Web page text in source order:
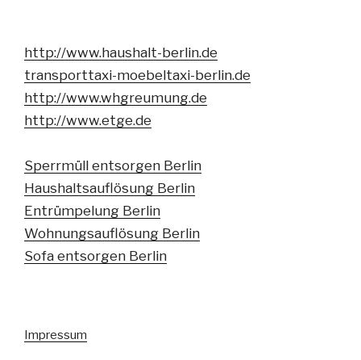
http://www.haushalt-berlin.de
transporttaxi-moebeltaxi-berlin.de
http://www.whgreumung.de
http://www.etge.de
Sperrmüll entsorgen Berlin
Haushaltsauflösung Berlin
Entrümpelung Berlin
Wohnungsauflösung Berlin
Sofa entsorgen Berlin
Impressum